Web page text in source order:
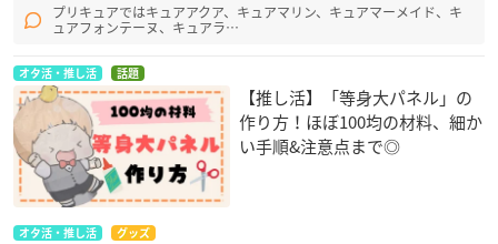
プリキュアではキュアアクア、キュアマリン、キュアマーメイド、キ
ュアフォンテーヌ、キュアラ…
オタ活・推し活 話題
【推し活】「等身大パネル」の
作り方！ほぼ100均の材料、細か
い手順&注意点まで◎
オタ活・推し活 グッズ